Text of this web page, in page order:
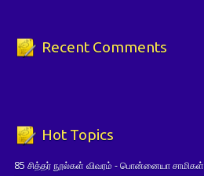
Recent Comments
Hot Topics
85 சித்தர் நூல்கள் விவரம் - பொன்னையா சாமிகள்